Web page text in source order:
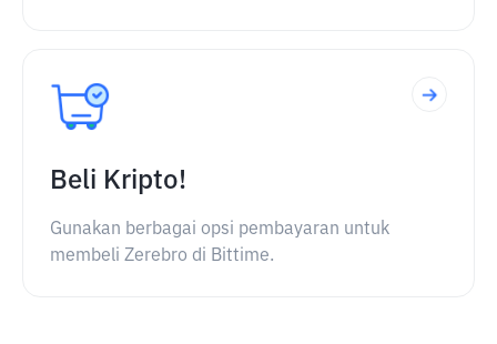
Beli Kripto!
Gunakan berbagai opsi pembayaran untuk
membeli Zerebro di Bittime.